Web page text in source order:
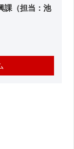
課（担当：池